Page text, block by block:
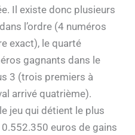
Il existe donc plusieurs
l’ordre (4 numéros
exact), le quarté
gagnants dans le
3 (trois premiers à
arrivé quatrième).
le jeu qui détient le plus
euros de gains